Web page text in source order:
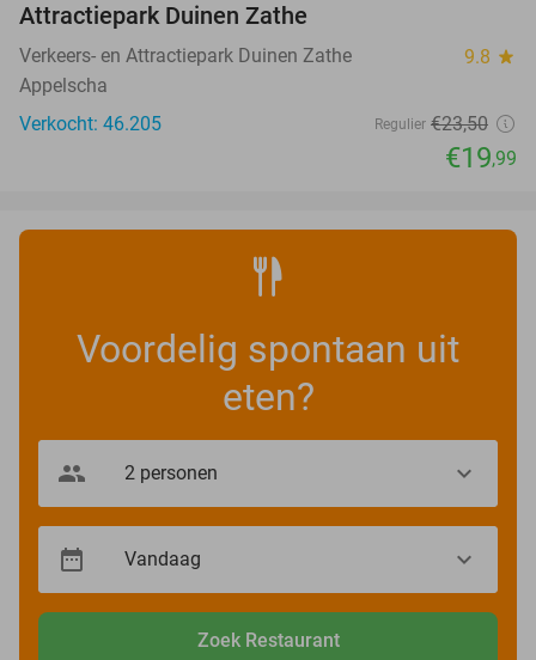
Attractiepark Duinen Zathe
Verkeers- en Attractiepark Duinen Zathe 9.8 star
Appelscha
Verkocht: 46.205
Regulier €23,50
€19,99
Voordelig spontaan uit
eten?
Zoek Restaurant